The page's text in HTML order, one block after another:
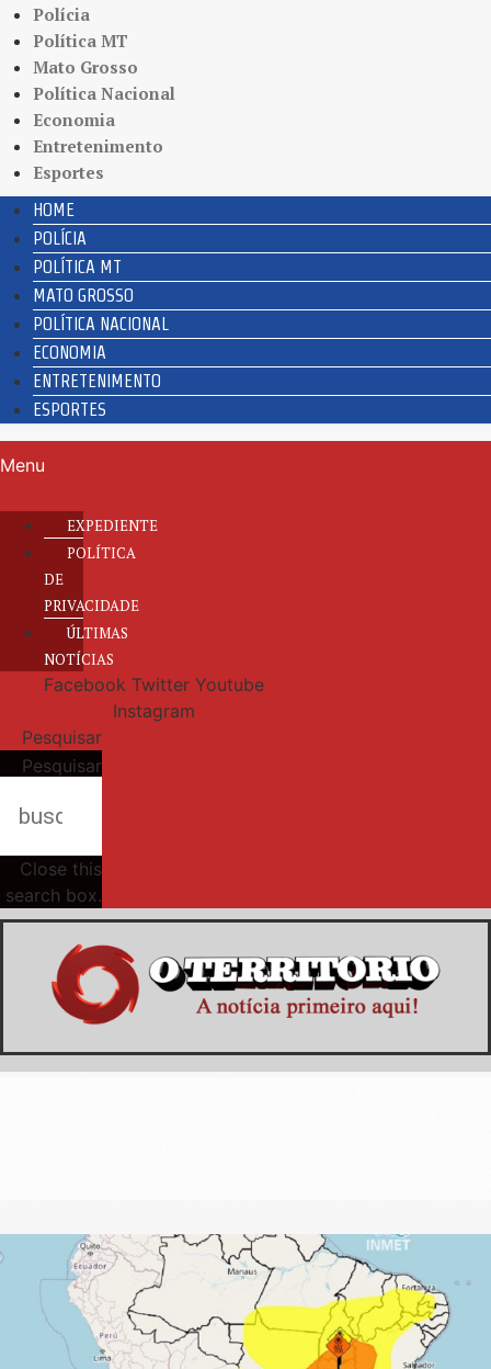
Polícia
Política MT
Mato Grosso
Política Nacional
Economia
Entretenimento
Esportes
HOME
POLÍCIA
POLÍTICA MT
MATO GROSSO
POLÍTICA NACIONAL
ECONOMIA
ENTRETENIMENTO
ESPORTES
Menu
EXPEDIENTE
POLÍTICA
DE
PRIVACIDADE
ÚLTIMAS
NOTÍCIAS
Facebook Twitter Youtube
Instagram
Pesquisar
Pesquisar
Close this
search box.